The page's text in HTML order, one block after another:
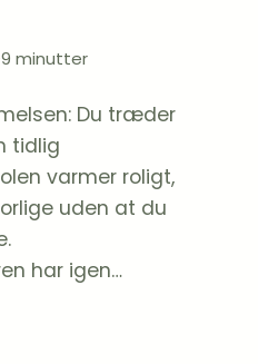
minutter
Du træder
tidlig
varmer roligt,
uden at du
har igen…